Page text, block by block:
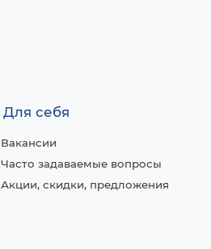
Для себя
Вакансии
Часто задаваемые вопросы
Акции, скидки, предложения